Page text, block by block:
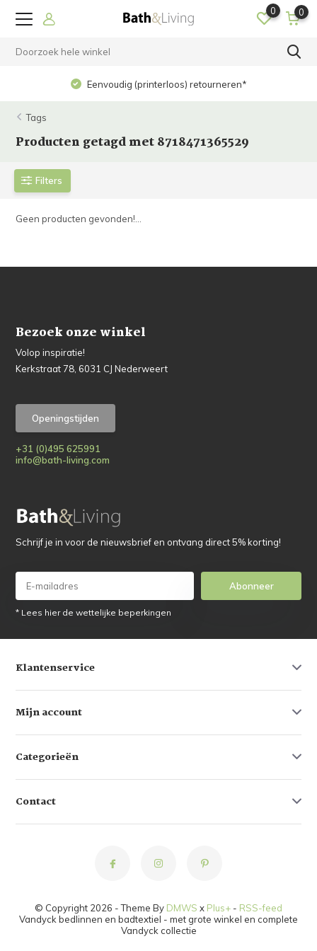
0 0
Eenvoudig (printerloos) retourneren*
Tags
Producten getagd met 8718471365529
Filters
Geen producten gevonden!...
Bezoek onze winkel
Volop inspiratie!
Kerkstraat 78, 6031 CJ Nederweert
Openingstijden
+31 (0)495 625991
info@bath-living.com
Schrijf je in voor de nieuwsbrief en ontvang direct 5% korting!
Abonneer
* Lees hier de wettelijke beperkingen
Klantenservice
Mijn account
Categorieën
Contact
© Copyright 2026 - Theme By DMWS x Plus+ - RSS-feed
Vandyck bedlinnen en badtextiel - met grote winkel en complete
Vandyck collectie